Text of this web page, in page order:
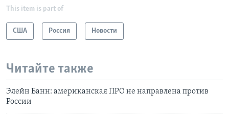
This item is part of
США Россия Новости
Читайте также
Элейн Банн: американская ПРО не направлена против
России